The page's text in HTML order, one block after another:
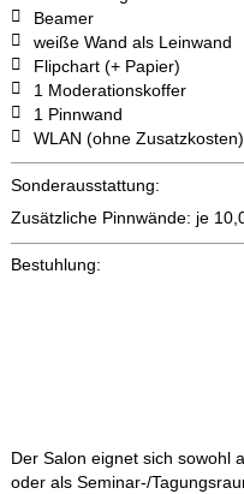
Beamer
weiße Wand als Leinwand
Flipchart (+ Papier)
1 Moderationskoffer
1 Pinnwand
WLAN (ohne Zusatzkosten)
Sonderausstattung:
Zusätzliche Pinnwände: je
Bestuhlung:
Der Salon eignet sich sowohl
oder als Seminar-/